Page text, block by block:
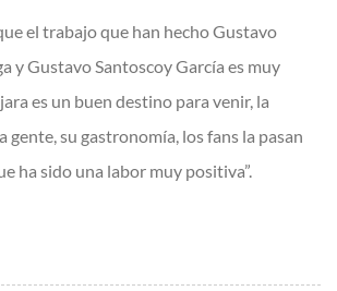
el trabajo que han hecho Gustavo
y Gustavo Santoscoy García es muy
es un buen destino para venir, la
gente, su gastronomía, los fans la pasan
ha sido una labor muy positiva”.